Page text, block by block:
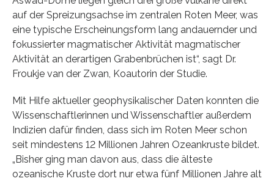
auf der Spreizungsachse im zentralen Roten Meer, was
eine typische Erscheinungsform lang andauernder und
fokussierter magmatischer Aktivität magmatischer
Aktivität an derartigen Grabenbrüchen ist“, sagt Dr.
Froukje van der Zwan, Koautorin der Studie.
Mit Hilfe aktueller geophysikalischer Daten konnten die
Wissenschaftlerinnen und Wissenschaftler außerdem
Indizien dafür finden, dass sich im Roten Meer schon
seit mindestens 12 Millionen Jahren Ozeankruste bildet.
„Bisher ging man davon aus, dass die älteste
ozeanische Kruste dort nur etwa fünf Millionen Jahre alt